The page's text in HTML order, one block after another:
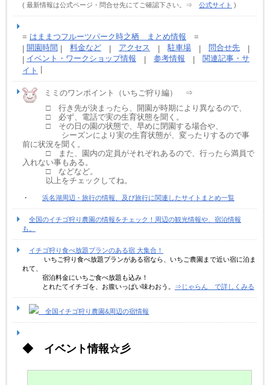
( 最新情報は公式ページ・問合せ先にてご確認下さい。⇒ 公式サイト )
= はままつフルーツパーク時之栖 まとめ情報 =
| 開園時間 | 料金など| アクセス | 駐車場| 問合せ先|
| イベント・ワークショップ情報 | 参考情報 | 関連記事・サ
イト
ミミのワンポイント（いちご狩り編） ⇒
□ 行き先が決まったら、開園が時期により異なるので、
□ 必ず、電話で実の生育状態を聞く。
□ その日の園の状態で、早めに閉園する場合や、
シーズンにより実の生育状態が、変ったりするので事
前に状況を聞く。
□ また、園内の定員がそれぞれあるので、行ったら満員で
入れない事もある。
□ などなど。
以上をチェックしてね。
・ 浜名湖周辺・旅行の情報、及び旅行に関連したサイトまとめ一覧
全国のイチゴ狩り農園の情報をチェック！周辺の観光情報や、宿泊情報
も。
イチゴ狩り食べ放題プランのある宿 大集合！
いちご狩り食べ放題プランがある宿なら、いちご農園まで近い宿に泊ま
れて、
宿泊料金にいちご食べ放題も込み！
とれたてイチゴを、お腹いっぱい味わおう。 ⇒じゃらん で詳しくみる
全国イチゴ狩り農園&周辺の宿情報
◆ イベント情報☆彡